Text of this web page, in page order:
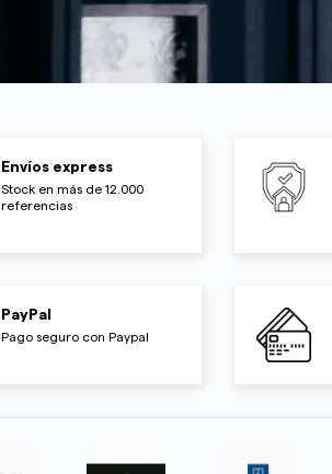
Envíos express
Stock en más de 12.000
referencias
PayPal
Pago seguro con Paypal